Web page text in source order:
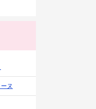
ヌ